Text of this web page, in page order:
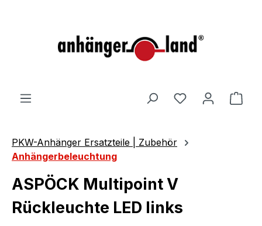
PKW-Anhänger Ersatzteile | Zubehör
Anhängerbeleuchtung
ASPÖCK Multipoint V
Rückleuchte LED links